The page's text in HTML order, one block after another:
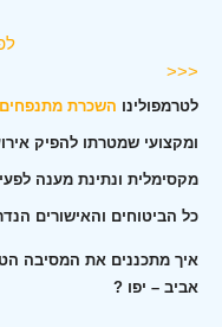
<<<
לטרמפולינו השכרת מתנפחים
ומקצועי שמטרתו להפיק
מקסימלית ונתינת מענה
כל הביטוחים והאישורים
איך מתכננים את המסיבה
אביב – יפו ?